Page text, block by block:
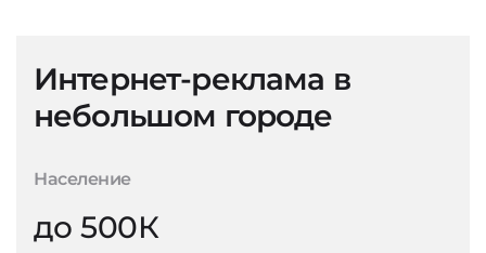
Интернет-реклама в
небольшом городе
Население
до 500К